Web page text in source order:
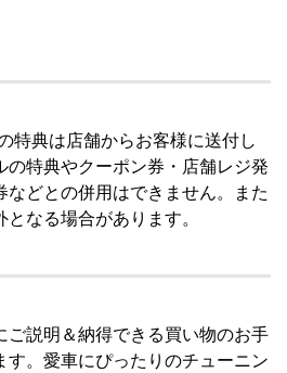
特典は店舗からお客様に送付し
の特典やクーポン券・店舗レジ発
どとの併用はできません。また
なる場合があります。
ご説明＆納得できる買い物のお手
す。愛車にぴったりのチューニン